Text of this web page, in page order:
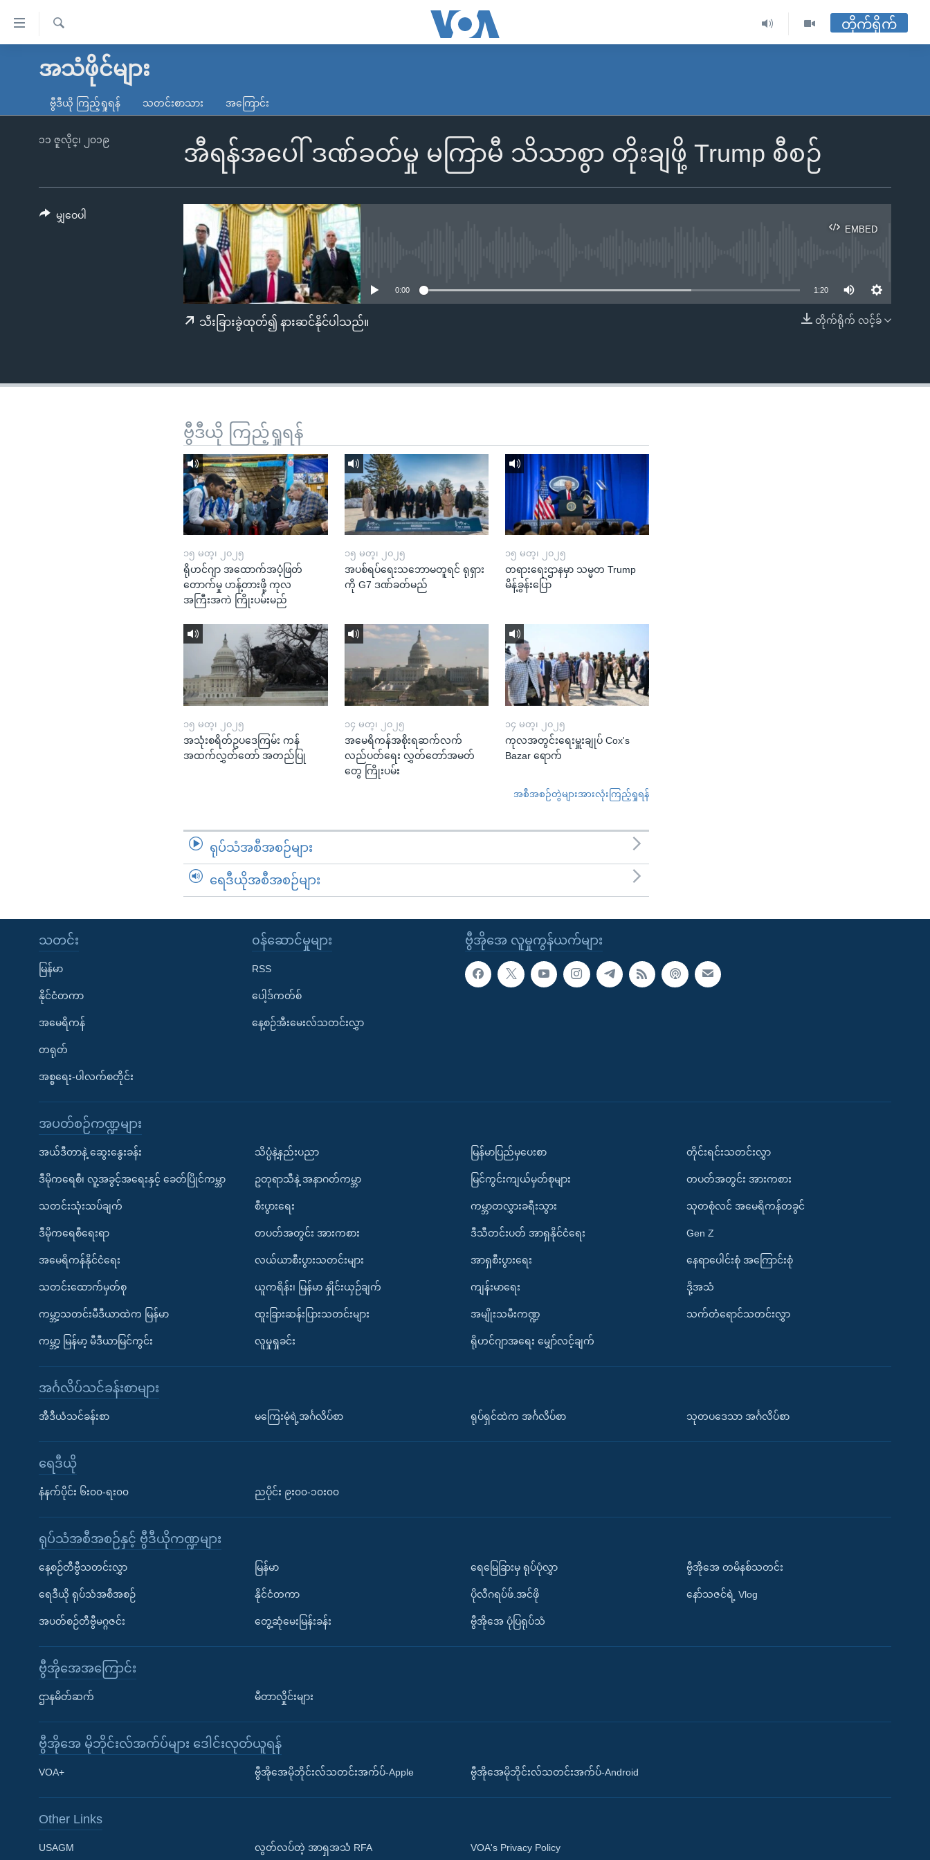
လွယ်ကူ
သည့်
ကျော်
မူလစာမျက်နှာ
ကမ္ဘာ့သတင်းများ
နိုင်ငံတကာ
တရုတ်
အစ္စရေး-ပါလက်စတိုင်း
ရပ်ဝန်းတခု လမ်းတခု အလွန်
အင်္ဂလိပ်စာလေ့လာမယ်
Learning English
ရ
တိုက်ရိုက်
အသံဖိုင်များ
ဗွီဒီယို ကြည့်ရှုရန် သတင်းစာသား အကြောင်း
အီရန်အပေါ် ဒဏ်ခတ်မှု မကြာမီ သိသာစွာ တိုးချဖို့ Trump စီစဉ်
၁၁ ဇူလိုင္၊ ၂၀၁၉
EMBED
EMBED
0:00 1:20
တိုက်ရိုက် လင့်ခ်
သီးခြားခွဲထုတ်၍ နားဆင်နိုင်ပါသည်။
မျှဝေပါ
ဗွီဒီယို ကြည့်ရှုရန်
၁၅ မတ္၊ ၂၀၂၅
ရိုဟင်ဂျာ အထောက်အပံ့ဖြတ်
တောက်မှု ဟန့်တားဖို့ ကုလ
အကြီးအကဲ ကြိုးပမ်းမည်
၁၅ မတ္၊ ၂၀၂၅
အပစ်ရပ်ရေးသဘောမတူရင် ရုရှား
ကို G7 ဒဏ်ခတ်မည်
၁၅ မတ္၊ ၂၀၂၅
တရားရေးဌာနမှာ သမ္မတ Trump
မိန့်ခွန်းပြော
၁၅ မတ္၊ ၂၀၂၅
အသုံးစရိတ်ဥပဒေကြမ်း ကန်
အထက်လွှတ်တော် အတည်ပြု
၁၄ မတ္၊ ၂၀၂၅
အမေရိကန်အစိုးရဆက်လက်
လည်ပတ်ရေး လွှတ်တော်အမတ်
တွေ ကြိုးပမ်း
၁၄ မတ္၊ ၂၀၂၅
ကုလအတွင်းရေးမှူးချုပ် Cox's
Bazar ရောက်
အစီအစဉ်တွဲများအားလုံးကြည့်ရှုရန်
ရုပ်သံအစီအစဉ်များ
ရေဒီယိုအစီအစဉ်များ
ဗွီအိုအေ လူမှုကွန်ယက်များ
သတင်း
မြန်မာ
နိုင်ငံတကာ
အမေရိကန်
တရုတ်
အစ္စရေး-ပါလက်စတိုင်း
၀န်ဆောင်မှုများ
RSS
ပေါ့ဒ်ကတ်စ်
နေ့စဉ်အီးမေးလ်သတင်းလွှာ
အပတ်စဉ်ကဏ္ဍများ
အယ်ဒီတာနဲ့ ဆွေးနွေးခန်း
ဒီမိုကရေစီ၊ လူ့အခွင့်အရေးနှင့် ခေတ်ပြိုင်ကမ္ဘာ
သတင်းသုံးသပ်ချက်
ဒီမိုကရေစီရေးရာ
အမေရိကန်နိုင်ငံရေး
သတင်းထောက်မှတ်စု
ကမ္ဘာ့သတင်းမီဒီယာထဲက မြန်မာ
ကမ္ဘာ့ မြန်မာ့ မီဒီယာမြင်ကွင်း
သိပ္ပံနဲ့နည်းပညာ
ဥတုရာသီနဲ့ အနာဂတ်ကမ္ဘာ
စီးပွားရေး
တပတ်အတွင်း အားကစား
လယ်ယာစီးပွားသတင်းများ
ယူကရိန်း၊ မြန်မာ နှိုင်းယှဉ်ချက်
ထူးခြားဆန်းပြားသတင်းများ
လူမှုရှုခင်း
မြန်မာပြည်မှပေးစာ
မြင်ကွင်းကျယ်မှတ်စုများ
ကမ္ဘာတလွှားခရီးသွား
ဒီသီတင်းပတ် အာရှနိုင်ငံရေး
အာရှစီးပွားရေး
ကျန်းမာရေး
အမျိုးသမီးကဏ္ဍ
ရိုဟင်ဂျာအရေး မျှော်လင့်ချက်
တိုင်းရင်းသတင်းလွှာ
တပတ်အတွင်း အားကစား
သုတစုံလင် အမေရိကန်တခွင်
Gen Z
နေရာပေါင်းစုံ အကြောင်းစုံ
ဒို့အသံ
သက်တံရောင်သတင်းလွှာ
အင်္ဂလိပ်သင်ခန်းစာများ
အီဒီယံသင်ခန်းစာ မကြေးမုံရဲ့အင်္ဂလိပ်စာ ရုပ်ရှင်ထဲက အင်္ဂလိပ်စာ သုတပဒေသာ အင်္ဂလိပ်စာ
ရေဒီယို
နံနက်ပိုင်း ၆း၀၀-ရး၀၀ ညပိုင်း ၉း၀၀-၁၀း၀၀
ရုပ်သံအစီအစဉ်နှင့် ဗွီဒီယိုကဏ္ဍများ
နေ့စဉ်တီဗွီသတင်းလွှာ
ရေဒီယို ရုပ်သံအစီအစဉ်
အပတ်စဉ်တီဗွီမဂ္ဂဇင်း
မြန်မာ
နိုင်ငံတကာ
တွေ့ဆုံမေးမြန်းခန်း
ရေမြေခြားမှ ရုပ်ပုံလွှာ
ပိုလီဂရပ်ဖ်.အင်ဖို
ဗွီအိုအေ ပုံပြရုပ်သံ
ဗွီအိုအေ တမိနစ်သတင်း
နော်သဇင်ရဲ့ Vlog
ဗွီအိုအေအကြောင်း
ဌာနမိတ်ဆက် မီတာလှိုင်းများ
ဗွီအိုအေ မိုဘိုင်းလ်အက်ပ်များ ဒေါင်းလုတ်ယူရန်
VOA+ ဗွီအိုအေမိုဘိုင်းလ်သတင်းအက်ပ်-Apple ဗွီအိုအေမိုဘိုင်းလ်သတင်းအက်ပ်-Android
Other Links
USAGM လွတ်လပ်တဲ့ အာရှအသံ RFA VOA's Privacy Policy